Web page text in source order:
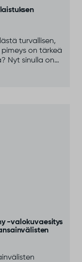
turvallisen,
on tärkeä
Nyt sinulla on
huomioidaan
-valokuvaesitys